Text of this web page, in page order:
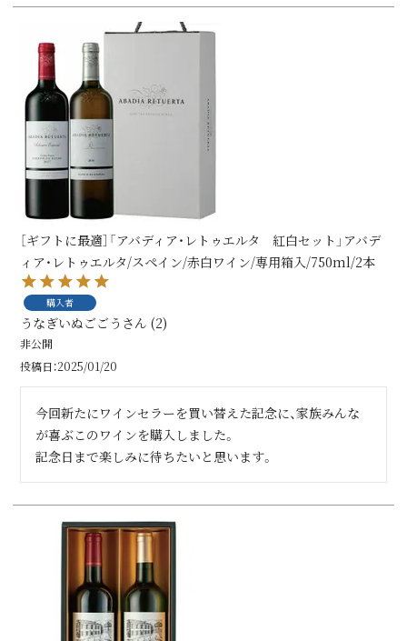
［ギフトに最適］「アバディア・レトゥエルタ 紅白セット」アバデ
ィア・レトゥエルタ/スペイン/赤白ワイン/専用箱入/750ml/2本
購入者
うなぎいぬごごう 2
非公開
投稿日 2025/01/20
今回新たにワインセラーを買い替えた記念に、家族みんな
が喜ぶこのワインを購入しました。
記念日まで楽しみに待ちたいと思います。